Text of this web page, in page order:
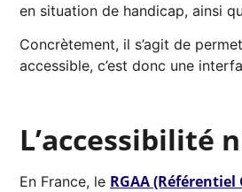
en situation de handicap, ainsi
Concrètement, il s’agit de
accessible, c’est donc une
L’accessibilité
En France, le RGAA